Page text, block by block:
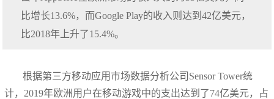
比增长13.6%，而Google Play的收入则达到42亿美元，
比2018年上升了15.4%。
根据第三方移动应用市场数据分析公司Sensor Tower统
计，2019年欧洲用户在移动游戏中的支出达到了74亿美元，占